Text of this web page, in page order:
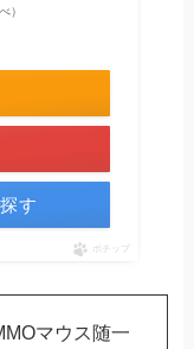
）
す
ポチップ
マウス随一